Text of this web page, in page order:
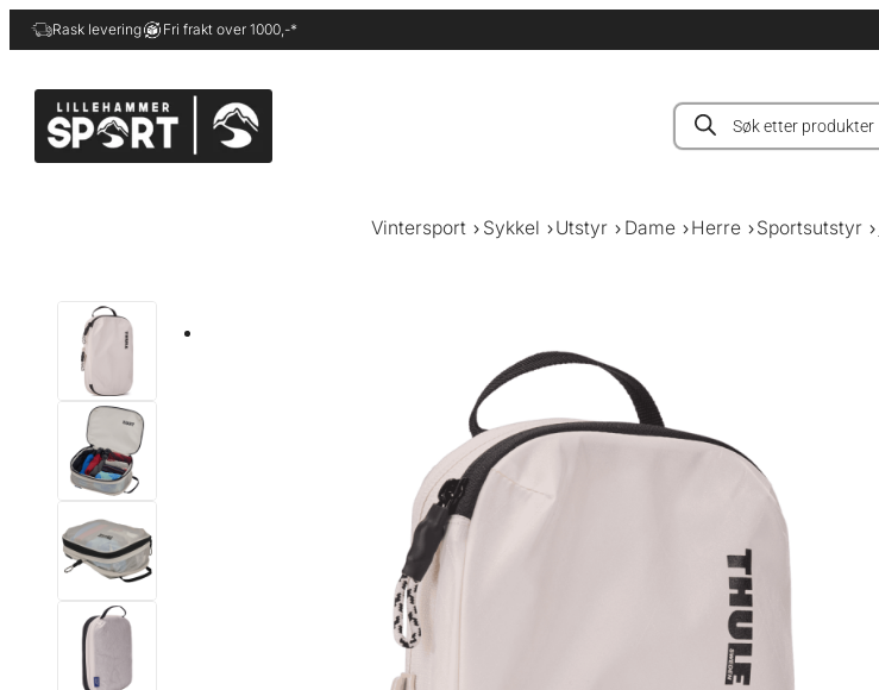
Hopp
til
Rask levering Fri frakt over 1000,-*
Products
search
Vintersport Sykkel Utstyr Dame Herre Sportsutstyr